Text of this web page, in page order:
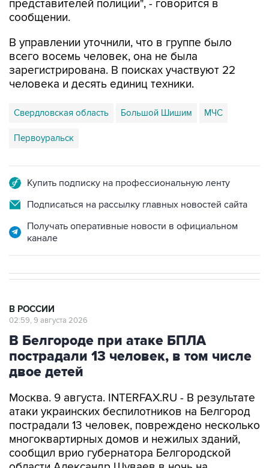
В управлении уточнили, что в группе было
зарегистрирована. В поисках участвуют 22
человека и десять единиц техники.
Свердловская область Большой Шишим
Первоуральск
Подписаться на рассылку главных новостей сайта
Получать оперативные новости в официальном
В Белгороде при атаке БПЛА
пострадали 13 человек, в том числе
двое детей
Москва. 9 августа. INTERFAX.RU - В результате
пострадали 13 человек, повреждено несколько
многоквартирных домов и нежилых зданий,
сообщил врио губернатора Белгородской
области Александр Шуваев в ночь на
воскресенье.